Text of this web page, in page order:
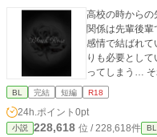
高校の時からの
関係は先輩後
感情で結ばれていった。 お互いに束縛
りも必要とし
っ
BL 完結 短編 R18
24h.ポイント 0pt
小説 228,618 位 / 228,618件 BL